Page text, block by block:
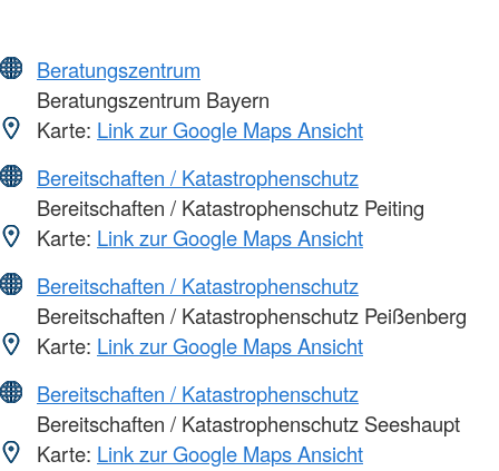
Beratungszentrum
Beratungszentrum Bayern
Karte: Link zur Google Maps Ansicht
Bereitschaften / Katastrophenschutz
Bereitschaften / Katastrophenschutz Peiting
Karte: Link zur Google Maps Ansicht
Bereitschaften / Katastrophenschutz
Bereitschaften / Katastrophenschutz Peißenberg
Karte: Link zur Google Maps Ansicht
Bereitschaften / Katastrophenschutz
Bereitschaften / Katastrophenschutz Seeshaupt
Karte: Link zur Google Maps Ansicht